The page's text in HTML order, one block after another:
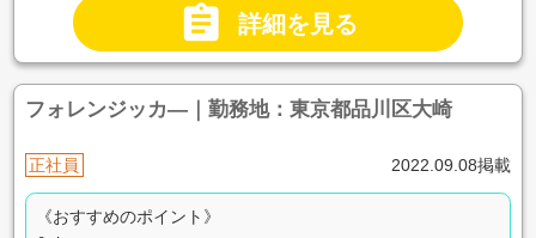
 詳細を見る
フォレンジッカ―｜勤務地：東京都品川区大崎
正社員 2022.09.08掲載
《おすすめのポイント》